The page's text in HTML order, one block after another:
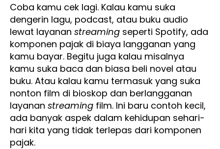
Coba kamu cek lagi. Kalau kamu suka
dengerin lagu, podcast, atau buku audio
lewat layanan streaming seperti Spotify, ada
komponen pajak di biaya langganan yang
kamu bayar. Begitu juga kalau misalnya
kamu suka baca dan biasa beli novel atau
buku. Atau kalau kamu termasuk yang suka
nonton film di bioskop dan berlangganan
layanan streaming film. Ini baru contoh kecil,
ada banyak aspek dalam kehidupan sehari-
hari kita yang tidak terlepas dari komponen
pajak.